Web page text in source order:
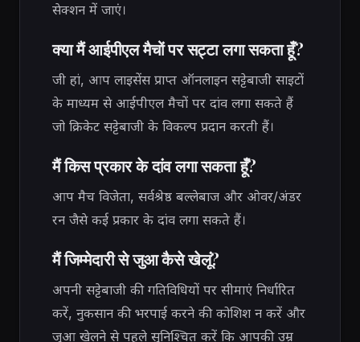
सेक्शन में जाएं।
क्या मैं आईपीएल मैचों पर सट्टा लगा सकता हूँ?
जी हां, आप लाइसेंस प्राप्त ऑनलाइन सट्टेबाजी साइटों
के माध्यम से आईपीएल मैचों पर दांव लगा सकते हैं
जो क्रिकेट सट्टेबाजी के विकल्प प्रदान करती हैं।
मैं किस प्रकार के दांव लगा सकता हूँ?
आप मैच विजेता, सर्वश्रेष्ठ बल्लेबाज और ओवर/अंडर
रन जैसे कई प्रकार के दांव लगा सकते हैं।
मैं जिम्मेदारी से जुआ कैसे खेलूं?
अपनी सट्टेबाजी की गतिविधियों पर सीमाएं निर्धारित
करें, नुकसान की भरपाई करने की कोशिश न करें और
जुआ खेलने से पहले सुनिश्चित करें कि आपकी उम्र